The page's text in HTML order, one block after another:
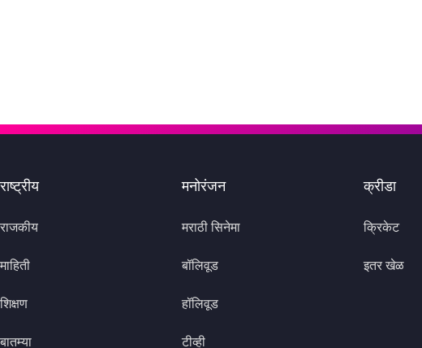
राष्ट्रीय
राजकीय
माहिती
शिक्षण
बातम्या
मनोरंजन
मराठी सिनेमा
बॉलिवूड
हॉलिवूड
टीव्ही
क्रीडा
क्रिकेट
इतर खेळ